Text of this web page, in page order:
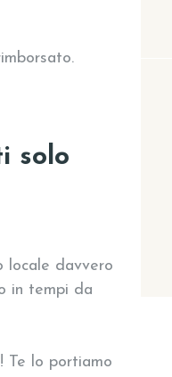
solo
locale davvero
in tempi da
! Te lo portiamo